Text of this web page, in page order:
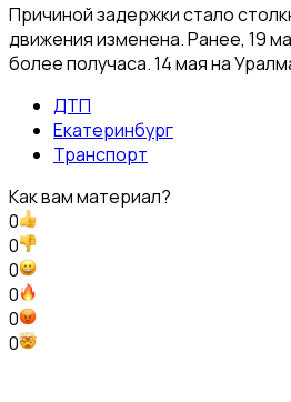
Причиной задержки стало
движения изменена. Ранее, 19
более получаса. 14 мая на
ДТП
Екатеринбург
Транспорт
Как вам материал?
0
0
0
0
0
0